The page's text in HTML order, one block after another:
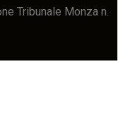
Tribunale Monza n.